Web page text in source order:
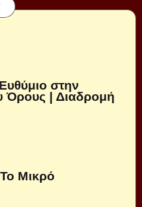
στην
Όρους | Διαδρομή
Μικρό